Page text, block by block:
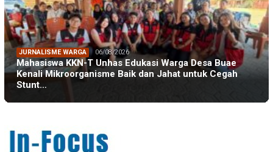
JURNALISME WARGA 06/08/2026
Mahasiswa KKN-T Unhas Edukasi Warga Desa Buae
Kenali Mikroorganisme Baik dan Jahat untuk Cegah
Stunt…